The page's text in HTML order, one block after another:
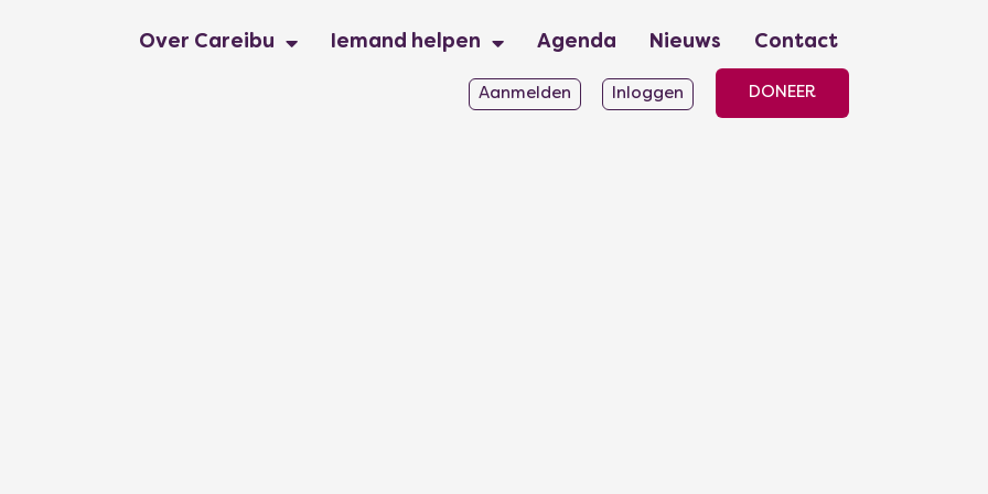
Over Careibu Iemand helpen Agenda Nieuws Contact
Aanmelden Inloggen DONEER